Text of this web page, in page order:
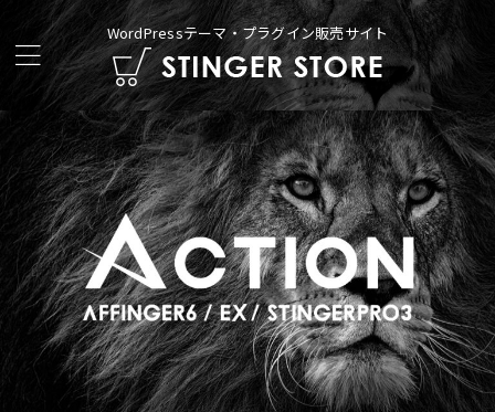
WordPressテーマ・プラグイン販売サイト